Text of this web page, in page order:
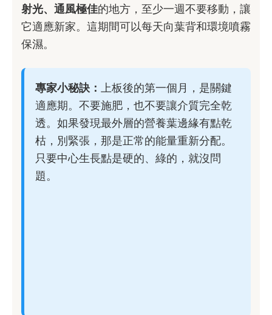
射光、通風極佳的地方，至少一週不要移動，讓
它適應新家。這期間可以每天向葉背和環境噴霧
保濕。
專家小秘訣：
上板後的第一個月，是關鍵
適應期。不要施肥，也不要讓介質完全乾
透。如果發現最外層的營養葉邊緣有點乾
枯，別緊張，那是正常的能量重新分配。
只要中心生長點是硬的、綠的，就沒問
題。